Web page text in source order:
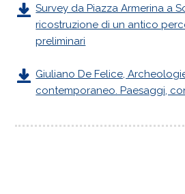
Survey da Piazza Armerina a
ricostruzione di un antico
preliminari
Giuliano De Felice,
contemporaneo. Paesaggi,